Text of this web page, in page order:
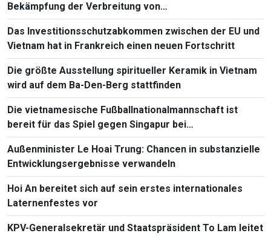
Bekämpfung der Verbreitung von
Massenvernichtungswaffen
Das Investitionsschutzabkommen zwischen der EU und
Vietnam hat in Frankreich einen neuen Fortschritt
Die größte Ausstellung spiritueller Keramik in Vietnam
wird auf dem Ba-Den-Berg stattfinden
Die vietnamesische Fußballnationalmannschaft ist
bereit für das Spiel gegen Singapur bei
Südostasienmeisterschaft 2026
Außenminister Le Hoai Trung: Chancen in substanzielle
Entwicklungsergebnisse verwandeln
Hoi An bereitet sich auf sein erstes internationales
Laternenfestes vor
KPV-Generalsekretär und Staatspräsident To Lam leitet